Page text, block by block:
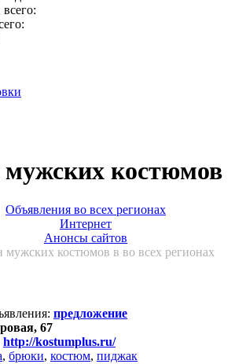
костюмов
Объявления во всех регионах
Интернет
Анонсы сайтов
мужских костюмов в во всех регионах
: предложение
67
http://kostumplus.ru/
, брюки, костюм, пиджак